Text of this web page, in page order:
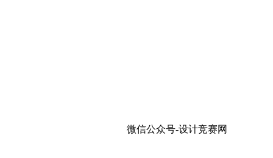
微信公众号-设计竞赛网